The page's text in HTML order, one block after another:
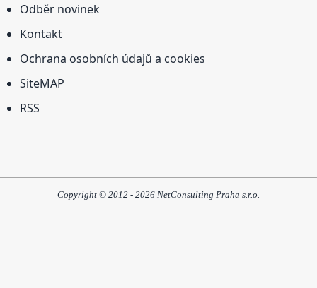
Odběr novinek
Kontakt
Ochrana osobních údajů a cookies
SiteMAP
RSS
Copyright © 2012 - 2026 NetConsulting Praha s.r.o.